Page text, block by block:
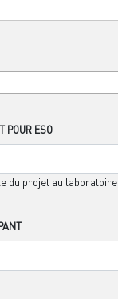
POUR ESO
du projet au laboratoire